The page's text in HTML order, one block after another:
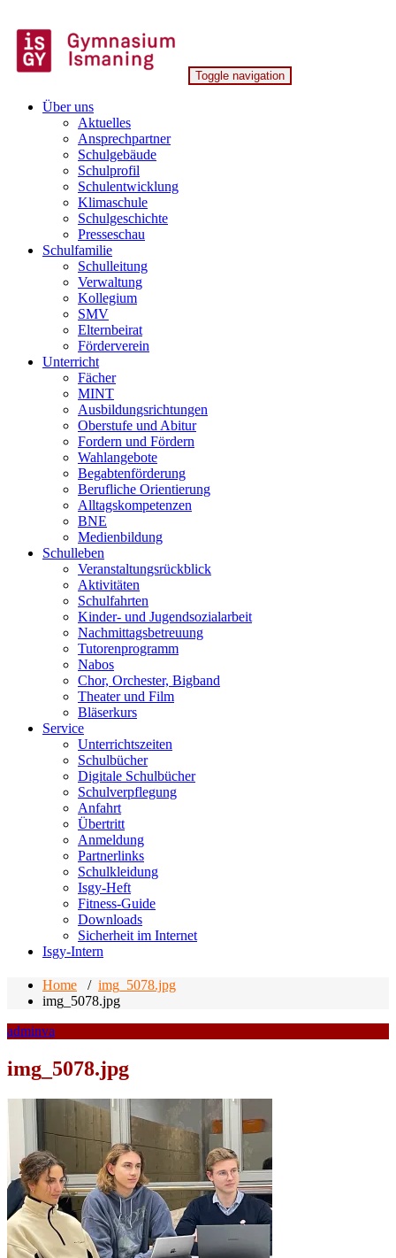
to
content
Gymnasium Ismaning
Toggle navigation
Über uns
Aktuelles
Ansprechpartner
Schulgebäude
Schulprofil
Schulentwicklung
Klimaschule
Schulgeschichte
Presseschau
Schulfamilie
Schulleitung
Verwaltung
Kollegium
SMV
Elternbeirat
Förderverein
Unterricht
Fächer
MINT
Ausbildungsrichtungen
Oberstufe und Abitur
Fordern und Fördern
Wahlangebote
Begabtenförderung
Berufliche Orientierung
Alltagskompetenzen
BNE
Medienbildung
Schulleben
Veranstaltungsrückblick
Aktivitäten
Schulfahrten
Kinder- und Jugendsozialarbeit
Nachmittagsbetreuung
Tutorenprogramm
Nabos
Chor, Orchester, Bigband
Theater und Film
Bläserkurs
Service
Unterrichtszeiten
Schulbücher
Digitale Schulbücher
Schulverpflegung
Anfahrt
Übertritt
Anmeldung
Partnerlinks
Schulkleidung
Isgy-Heft
Fitness-Guide
Downloads
Sicherheit im Internet
Isgy-Intern
Home / img_5078.jpg
img_5078.jpg
adminva
img_5078.jpg